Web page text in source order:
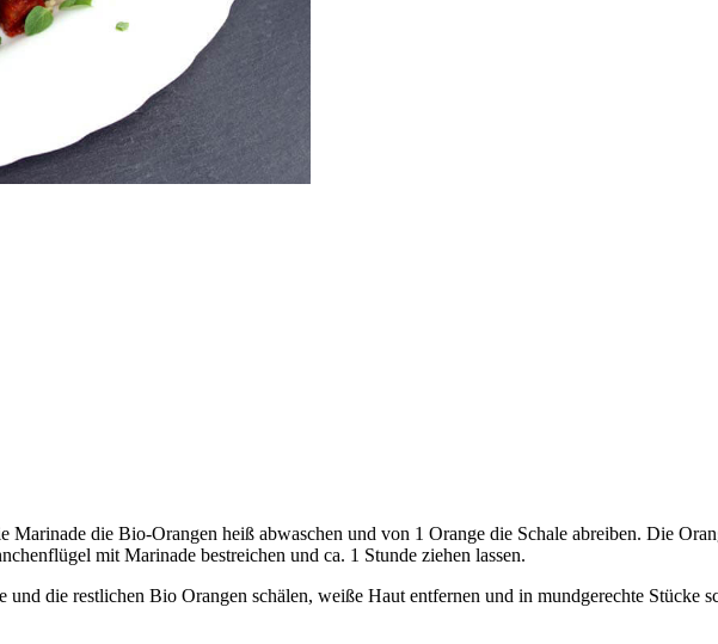
die Bio-Orangen heiß abwaschen und von 1 Orange die Schale abreiben. Die
mit Marinade bestreichen und ca. 1 Stunde ziehen lassen.
die restlichen Bio Orangen schälen, weiße Haut entfernen und in mundgerechte Stücke